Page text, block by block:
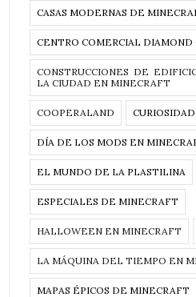
CASAS MODERNAS DE
CENTRO COMERCIAL DIAMOND
CONSTRUCCIONES DE
LA CIUDAD EN MINECRAFT
COOPERALAND
DÍA DE LOS MODS EN
EL MUNDO DE LA PLASTILINA
ESPECIALES DE MINECRAFT
HALLOWEEN EN MINECRAFT
LA MÁQUINA DEL TIEMPO EN
MAPAS ÉPICOS DE MINECRAFT